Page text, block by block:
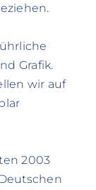
Grafik.
wir auf
2003